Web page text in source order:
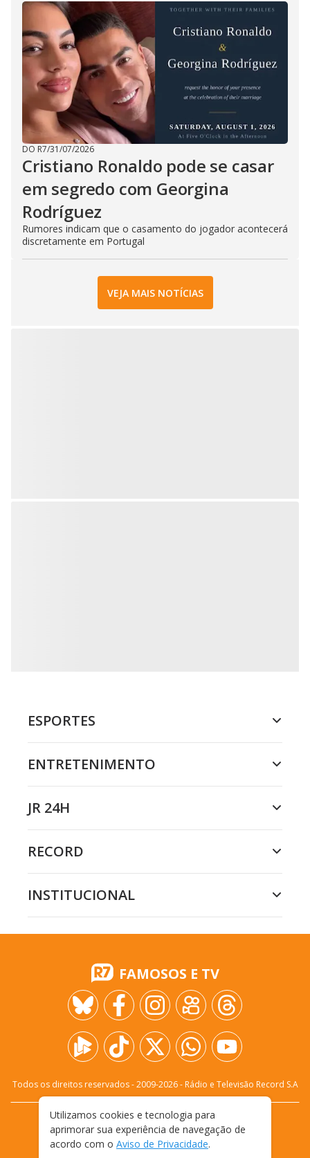
DO R7/31/07/2026
Cristiano Ronaldo pode se casar
em segredo com Georgina
Rodríguez
Rumores indicam que o casamento do jogador acontecerá
discretamente em Portugal
VEJA MAIS NOTÍCIAS
ESPORTES
ENTRETENIMENTO
JR 24H
RECORD
INSTITUCIONAL
FAMOSOS E TV
Todos os direitos reservados - 2009-2026- Rádio e Televisão Record S.A
FALE CONOSCO
PRIVACIDADE
TERMOS E CONDIÇÕES DE USO
Utilizamos cookies e tecnologia para
aprimorar sua experiência de navegação de
acordo com o Aviso de Privacidade.